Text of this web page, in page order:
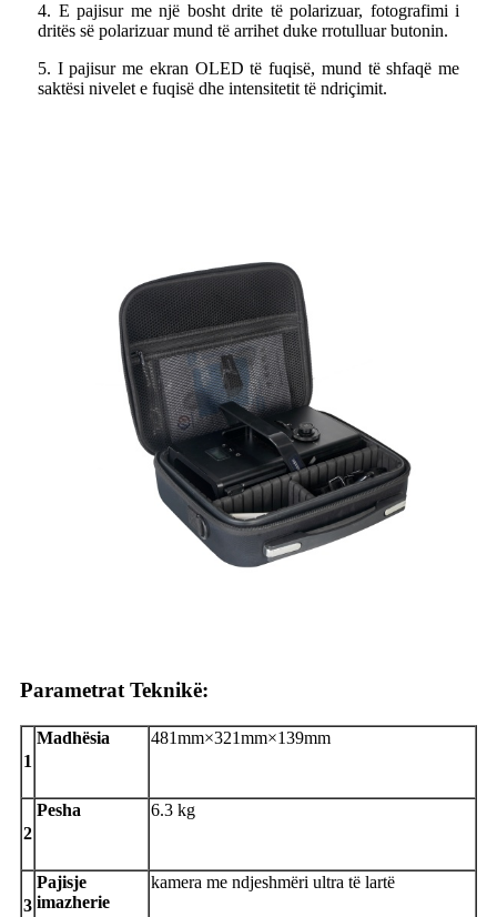
4. E pajisur me një bosht drite të polarizuar, fotografimi i
dritës së polarizuar mund të arrihet duke rrotulluar butonin.
5. I pajisur me ekran OLED të fuqisë, mund të shfaqë me
saktësi nivelet e fuqisë dhe intensitetit të ndriçimit.
Parametrat Teknikë:
1
Madhësia 481mm×321mm×139mm
2
Pesha 6.3 kg
3
Pajisje
imazherie
kamera me ndjeshmëri ultra të lartë